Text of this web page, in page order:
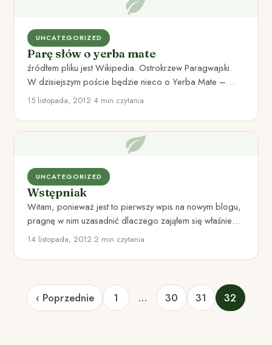
UNCATEGORIZED
Parę słów o yerba mate
źródłem pliku jest Wikipedia. Ostrokrzew Paragwajski.
W dzisiejszym poście będzie nieco o Yerba Mate –
owianej jeszcze nutką…
15 listopada, 2012•4 min czytania
UNCATEGORIZED
Wstępniak
Witam, ponieważ jest to pierwszy wpis na nowym blogu,
pragnę w nim uzasadnić dlaczego zająłem się właśnie
tematyką…
14 listopada, 2012•2 min czytania
‹ Poprzednie 1 … 30 31 32